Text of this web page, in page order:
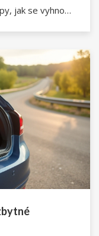
jak se vyhnout